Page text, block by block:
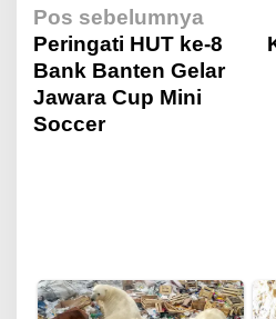
N
a
g
Pos sebelumnya
Peringati HUT ke-8
Bank Banten Gelar
Jawara Cup Mini
Soccer